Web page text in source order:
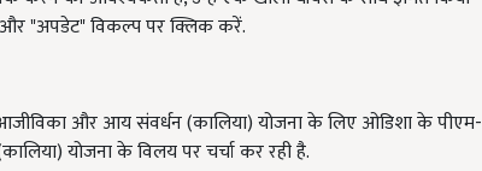
और "अपडेट" विकल्प पर क्लिक करें.
और आय संवर्धन (कालिया) योजना के लिए ओडिशा के पीएम-
योजना के विलय पर चर्चा कर रही है.